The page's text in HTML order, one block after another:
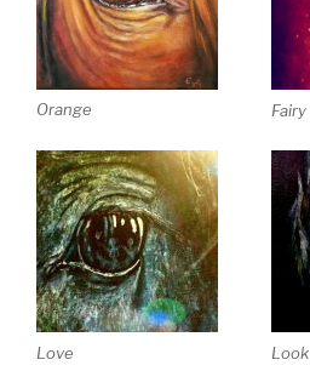
Orange Fairy
Love Look